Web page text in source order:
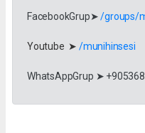
FacebookGrup➤/groups/
Youtube ➤ /munihinsesi
WhatsAppGrup ➤